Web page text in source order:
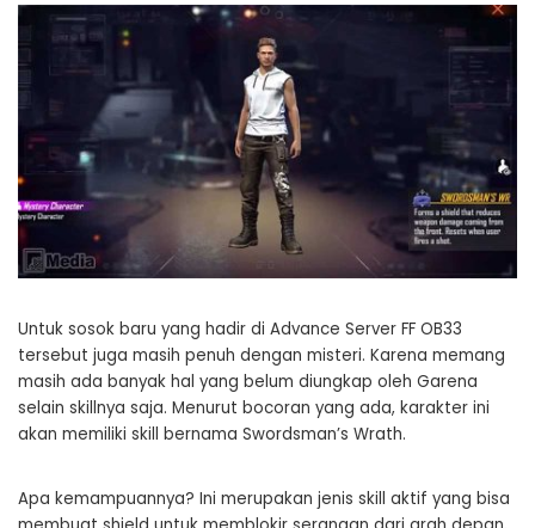
Untuk sosok baru yang hadir di Advance Server FF OB33
tersebut juga masih penuh dengan misteri. Karena memang
masih ada banyak hal yang belum diungkap oleh Garena
selain skillnya saja. Menurut bocoran yang ada, karakter ini
akan memiliki skill bernama Swordsman’s Wrath.
Apa kemampuannya? Ini merupakan jenis skill aktif yang bisa